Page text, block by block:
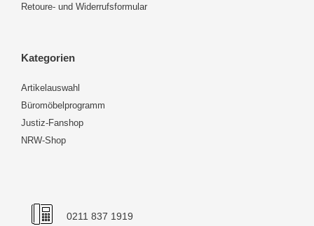
Retoure- und Widerrufsformular
Kategorien
Artikelauswahl
Büromöbelprogramm
Justiz-Fanshop
NRW-Shop
0211 837 1919